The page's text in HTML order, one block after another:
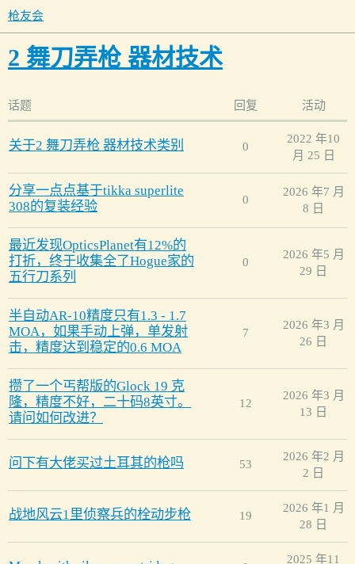
枪友会
2 舞刀弄枪 器材技术
话题 回复 活动
关于2 舞刀弄枪 器材技术类别 0
2022 年10
月 25 日
分享一点点基于tikka superlite
308的复装经验
0
2026 年7 月
8 日
最近发现OpticsPlanet有12%的
打折，终于收集全了Hogue家的
五行刀系列
0
2026 年5 月
29 日
半自动AR-10精度只有1.3 - 1.7
MOA，如果手动上弹，单发射
击，精度达到稳定的0.6 MOA
7
2026 年3 月
26 日
攒了一个丐帮版的Glock 19 克
隆，精度不好，二十码8英寸。
请问如何改进？
12
2026 年3 月
13 日
问下有大佬买过土耳其的枪吗 53
2026 年2 月
2 日
战地风云1里侦察兵的栓动步枪 19
2026 年1 月
28 日
2025 年11